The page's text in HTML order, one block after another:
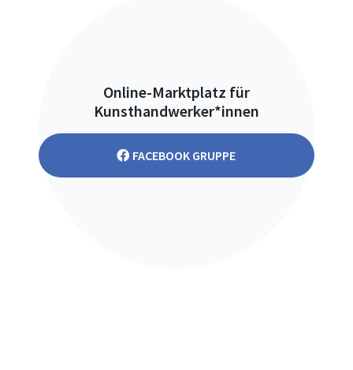
Online-Marktplatz für
Kunsthandwerker*innen
FACEBOOK GRUPPE